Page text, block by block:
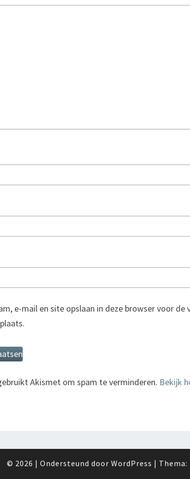
e-mail en site opslaan in deze browser voor de
Akismet om spam te verminderen. Bekijk
© 2026 | Ondersteund door WordPress | Thema: